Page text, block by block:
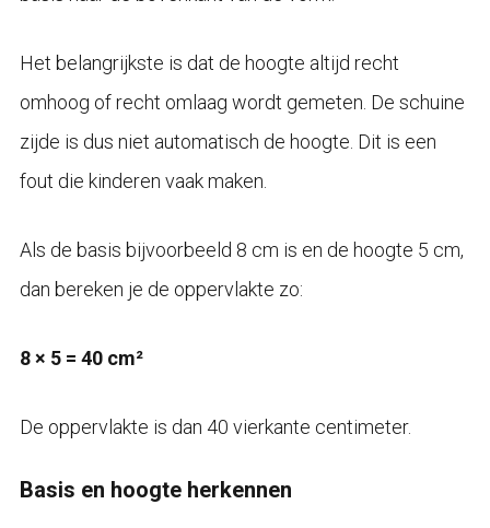
Het belangrijkste is dat de hoogte altijd recht
omhoog of recht omlaag wordt gemeten. De schuine
zijde is dus niet automatisch de hoogte. Dit is een
fout die kinderen vaak maken.
Als de basis bijvoorbeeld 8 cm is en de hoogte 5 cm,
dan bereken je de oppervlakte zo:
8 × 5 = 40 cm²
De oppervlakte is dan 40 vierkante centimeter.
Basis en hoogte herkennen